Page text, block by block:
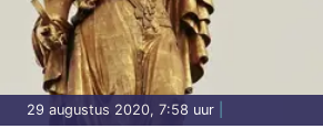
29 augustus 2020, 7:58 uur